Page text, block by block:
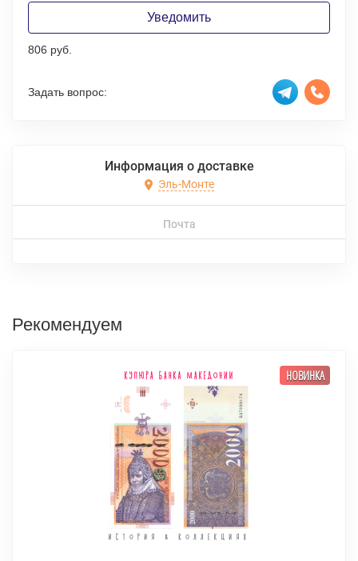
Уведомить
806 руб.
Задать вопрос:
Информация о доставке
Эль-Монте
Почта
Рекомендуем
НОВИНКА